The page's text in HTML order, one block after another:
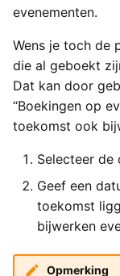
evenementen.
Wens je toch de
die al geboekt
Dat kan door
“Boekingen op
toekomst ook
Selecteer de
Geef een
toekomst
bijwerken
Opmerking